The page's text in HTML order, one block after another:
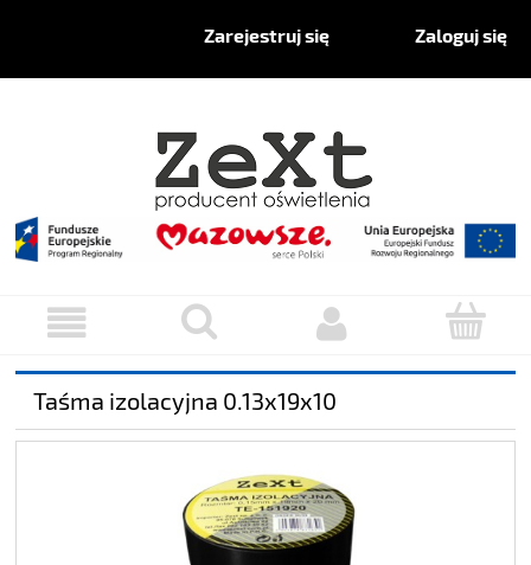
Zarejestruj się Zaloguj się
Taśma izolacyjna 0.13x19x10